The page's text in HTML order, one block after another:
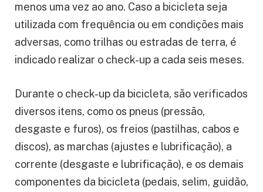
menos uma vez ao ano. Caso a bicicleta seja
utilizada com frequência ou em condições mais
adversas, como trilhas ou estradas de terra, é
indicado realizar o check-up a cada seis meses.
Durante o check-up da bicicleta, são verificados
diversos itens, como os pneus (pressão,
desgaste e furos), os freios (pastilhas, cabos e
discos), as marchas (ajustes e lubrificação), a
corrente (desgaste e lubrificação), e os demais
componentes da bicicleta (pedais, selim, guidão,